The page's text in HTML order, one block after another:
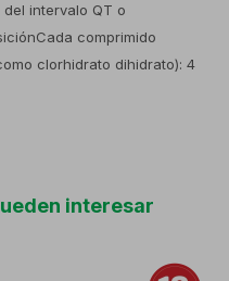
intervalo QT o
comprimido
clorhidrato dihidrato): 4
interesar